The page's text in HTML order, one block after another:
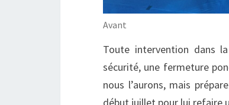
Avant
Toute intervention dans
sécurité, une fermeture
nous l’aurons, mais
début juillet pour lui refaire